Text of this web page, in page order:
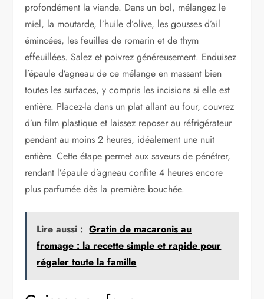
profondément la viande. Dans un bol, mélangez le
miel, la moutarde, l’huile d’olive, les gousses d’ail
émincées, les feuilles de romarin et de thym
effeuillées. Salez et poivrez généreusement. Enduisez
l’épaule d’agneau de ce mélange en massant bien
toutes les surfaces, y compris les incisions si elle est
entière. Placez-la dans un plat allant au four, couvrez
d’un film plastique et laissez reposer au réfrigérateur
pendant au moins 2 heures, idéalement une nuit
entière. Cette étape permet aux saveurs de pénétrer,
rendant l’épaule d’agneau confite 4 heures encore
plus parfumée dès la première bouchée.
Lire aussi : Gratin de macaronis au
fromage : la recette simple et rapide pour
régaler toute la famille